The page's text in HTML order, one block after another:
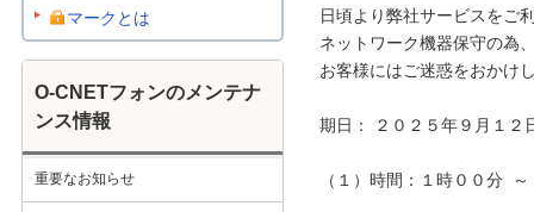
日頃より弊社サービスをご
ネットワーク機器保守の為
お客様にはご迷惑をおかけ
期日： ２０２５年９月１２
（１）時間：１時００分
マークとは
O-CNETフォンのメンテナ
ンス情報
重要なお知らせ